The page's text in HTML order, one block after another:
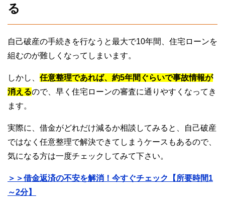
る
自己破産の手続きを行なうと最大で10年間、住宅ローンを
組むのが難しくなってしまいます。
しかし、 任意整理であれば、約5年間ぐらいで事故情報が
消えるので、早く住宅ローンの審査に通りやすくなってき
ます。
実際に、借金がどれだけ減るか相談してみると、自己破産
ではなく任意整理で解決できてしまうケースもあるので、
気になる方は一度チェックしてみて下さい。
＞＞借金返済の不安を解消！今すぐチェック【所要時間1
～2分】